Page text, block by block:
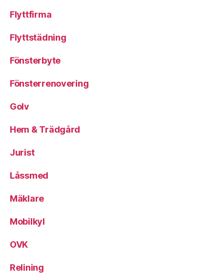
Flyttfirma
Flyttstädning
Fönsterbyte
Fönsterrenovering
Golv
Hem & Trädgård
Jurist
Låssmed
Mäklare
Mobilkyl
OVK
Relining